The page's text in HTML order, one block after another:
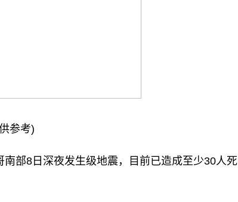
参考)
部8日深夜发生级地震，目前已造成至少30人死